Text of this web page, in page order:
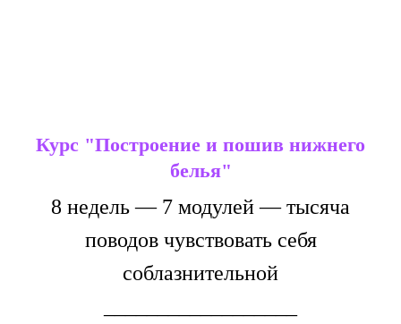
Курс "Построение и пошив нижнего
белья"
8 недель — 7 модулей — тысяча
поводов чувствовать себя
соблазнительной